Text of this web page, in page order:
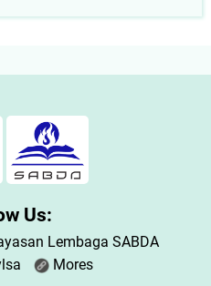
Us:
Lembaga SABDA
Mores